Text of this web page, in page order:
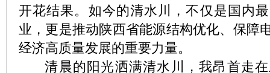
开花结果。如今的清水川，不仅是国内
业，更是推动陕西省能源结构优化、保障
经济高质量发展的重要力量。
清晨的阳光洒满清水川，我昂首走在